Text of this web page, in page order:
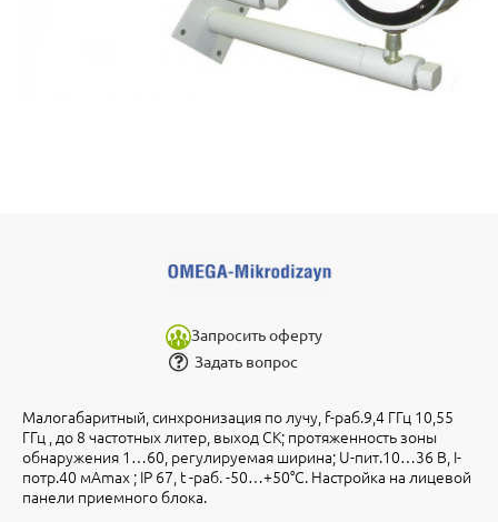
Запросить оферту
Задать вопрос
Малогабаритный, синхронизация по лучу, f-раб.9,4 ГГц 10,55
ГГц , до 8 частотных литер, выход СК; протяженность зоны
обнаружения 1…60, регулируемая ширина; U-пит.10…36 В, I-
потр.40 мАmax ; IP 67, t -раб. -50…+50°С. Настройка на лицевой
панели приемного блока.